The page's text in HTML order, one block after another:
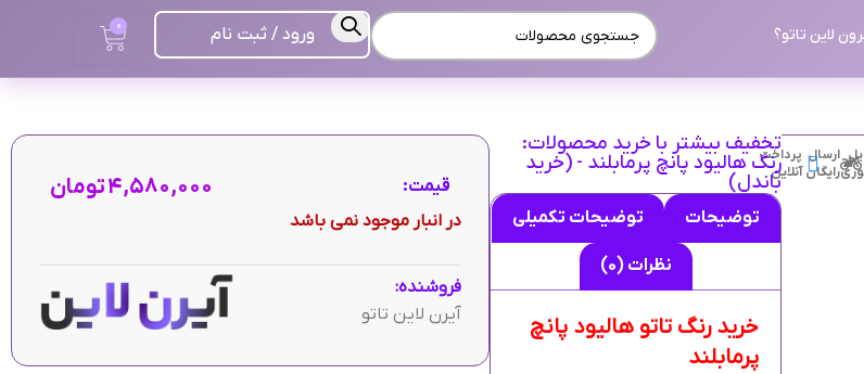
لاین تاتو؟ ورود / ثبت نام 0
ارسال
رایگان
پرداخت
آنلاین
تخفیف بیشتر با خرید محصولات:
رنگ هالیود پانچ پرمابلند - (خرید
باندل)
توضیحات توضیحات تکمیلی
نظرات (0)
خرید رنگ تاتو هالیود پانچ
پرمابلند
قیمت: ۴,۵۸۰,۰۰۰تومان
در انبار موجود نمی باشد
فروشنده:
آیرن لاین تاتو